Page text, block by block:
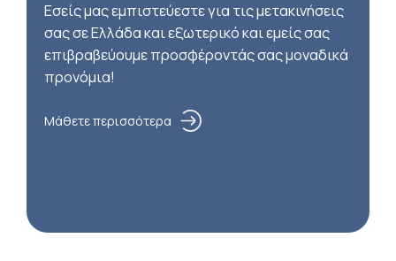
Εσείς μας εμπιστεύεστε για τις μετακινήσεις
σας σε Ελλάδα και εξωτερικό και εμείς σας
επιβραβεύουμε προσφέροντάς σας μοναδικά
προνόμια!
Μάθετε περισσότερα